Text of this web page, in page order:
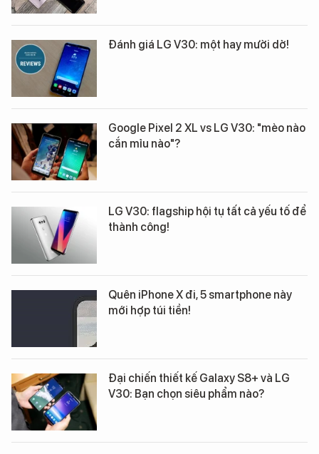
Đánh giá LG V30: một hay mười dở!
Google Pixel 2 XL vs LG V30: "mèo nào
cắn mỉu nào"?
LG V30: flagship hội tụ tất cả yếu tố để
thành công!
Quên iPhone X đi, 5 smartphone này
mới hợp túi tiền!
Đại chiến thiết kế Galaxy S8+ và LG
V30: Bạn chọn siêu phẩm nào?